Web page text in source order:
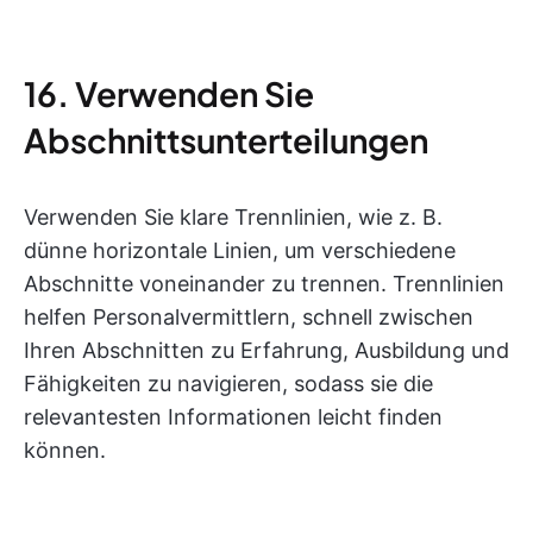
16. Verwenden Sie
Abschnittsunterteilungen
Verwenden Sie klare Trennlinien, wie z. B.
dünne horizontale Linien, um verschiedene
Abschnitte voneinander zu trennen. Trennlinien
helfen Personalvermittlern, schnell zwischen
Ihren Abschnitten zu Erfahrung, Ausbildung und
Fähigkeiten zu navigieren, sodass sie die
relevantesten Informationen leicht finden
können.